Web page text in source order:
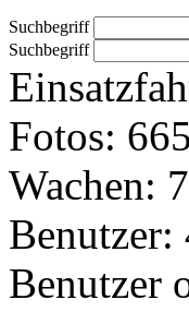
Suchbegriff
Suchbegriff
Fotos:
Wachen:
Benutzer:
Benutzer